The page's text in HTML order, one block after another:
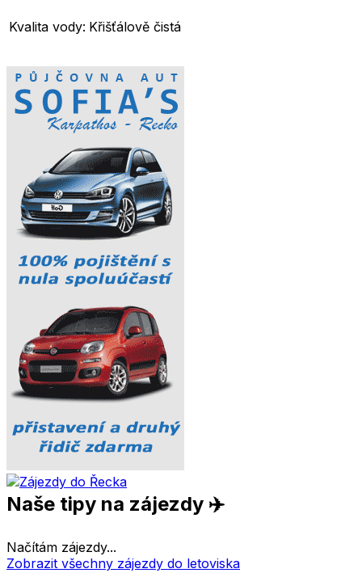
Kvalita vody: Křišťálově čistá
Naše tipy na zájezdy ✈️
Načítám zájezdy...
Zobrazit všechny zájezdy do letoviska